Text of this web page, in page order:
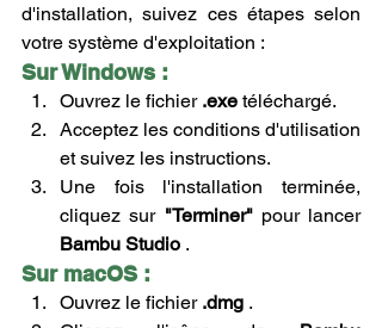
d'installation, suivez ces étapes selon
votre système d'exploitation :
Sur Windows :
Ouvrez le fichier .exe téléchargé.
Acceptez les conditions d'utilisation
et suivez les instructions.
Une fois l'installation terminée,
cliquez sur "Terminer"
pour lancer
Bambu Studio .
Sur macOS :
Ouvrez le fichier .dmg .